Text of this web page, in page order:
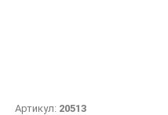
Артикул: 20513